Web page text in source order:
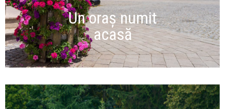
Un oraș numit
acasă